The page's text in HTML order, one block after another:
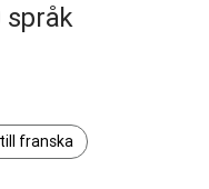
språk
franska